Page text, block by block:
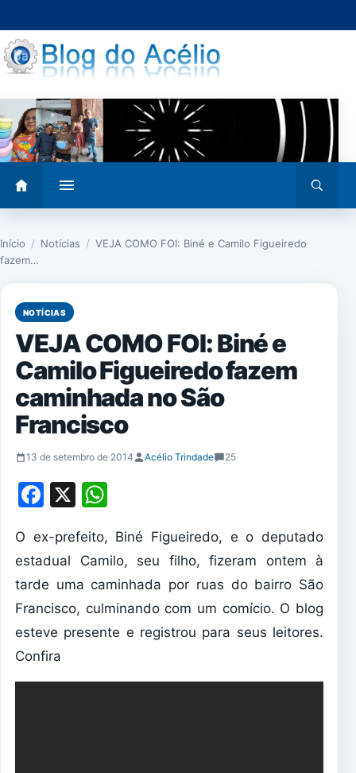
para
o
conteúdo
menu
busca
Início / Notícias / VEJA COMO FOI: Biné e Camilo Figueiredo
fazem…
NOTÍCIAS
VEJA COMO FOI: Biné e
Camilo Figueiredo fazem
caminhada no São
Francisco
13 de setembro de 2014 Acélio Trindade 25
Facebook
X
O ex-prefeito, Biné Figueiredo, e o deputado
estadual Camilo, seu filho, fizeram ontem à
tarde uma caminhada por ruas do bairro São
Francisco, culminando com um comício. O blog
esteve presente e registrou para seus leitores.
Confira